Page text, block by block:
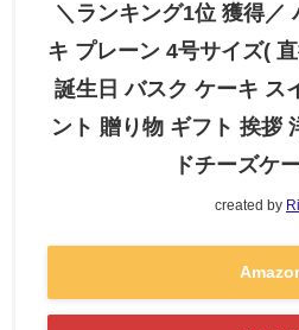
＼ランキング1位 獲得／
キ プレーン 4号サイズ(
誕生日 バスク ケーキ ス
ント 贈り物 ギフト 挨拶
ドチーズケ
created by